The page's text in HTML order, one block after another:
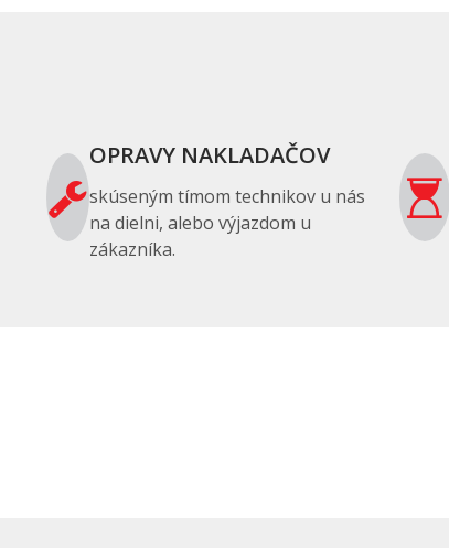
OPRAVY NAKLADAČOV
skúseným tímom technikov u nás
na dielni, alebo výjazdom u
zákazníka.